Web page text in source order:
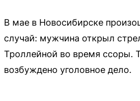
В мае в Новосибирске
случай: мужчина открыл
Троллейной во время ссоры.
возбуждено уголовное дело.